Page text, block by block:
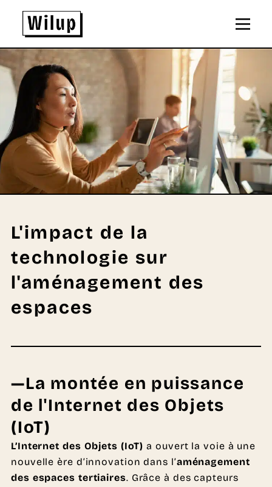
Revenir sur la page d'accueil
L'impact de la
technologie sur
l'aménagement des
espaces
—La montée en puissance
de l'Internet des Objets
(IoT)
L’Internet des Objets (IoT) a ouvert la voie à une
nouvelle ère d’innovation dans l’aménagement
des espaces tertiaires. Grâce à des capteurs